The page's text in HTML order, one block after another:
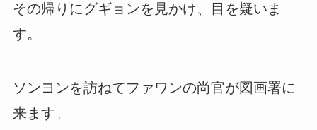
その帰りにグギョンを見かけ、目を疑いま
す。
ソンヨンを訪ねてファワンの尚官が図画署に
来ます。